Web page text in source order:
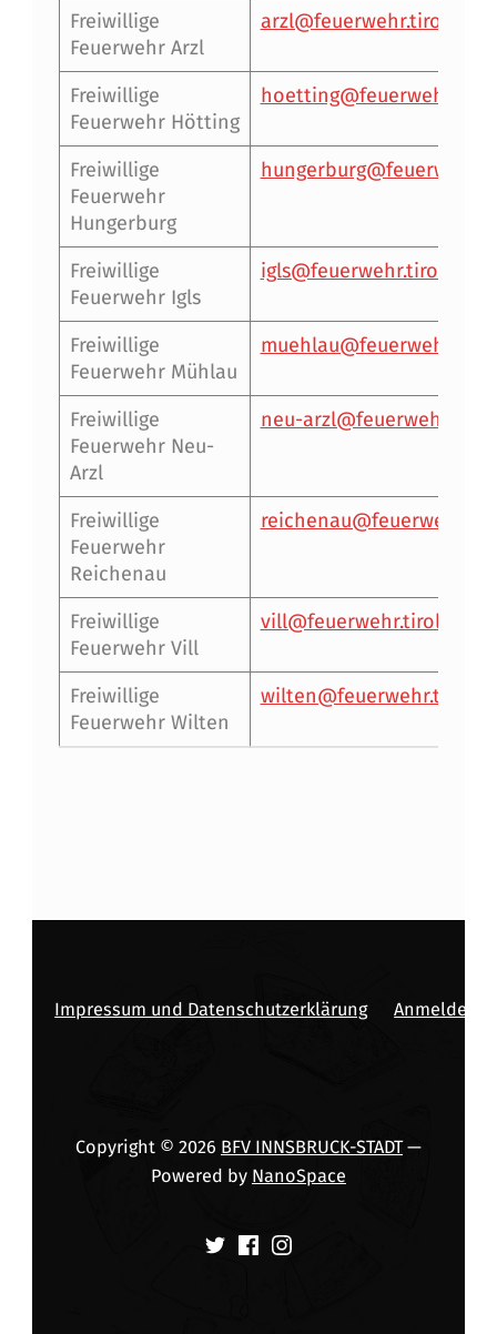
Freiwillige
Feuerwehr Arzl
arzl@feuerwehr.tirol
Freiwillige
Feuerwehr Hötting
hoetting@feuerwehr.tirol
Freiwillige
Feuerwehr
Hungerburg
Freiwillige
Feuerwehr Igls
igls@feuerwehr.tirol
Freiwillige
Feuerwehr Mühlau
muehlau@feuerwehr.tirol
Freiwillige
Feuerwehr Neu-
Arzl
neu-arzl@feuerwehr.tirol
Freiwillige
Feuerwehr
Reichenau
Freiwillige
Feuerwehr Vill
vill@feuerwehr.tirol
Freiwillige
Feuerwehr Wilten
wilten@feuerwehr.tirol
Impressum und Datenschutzerklärung Anmelden
Copyright © 2026 BFV INNSBRUCK-STADT—
Powered by NanoSpace